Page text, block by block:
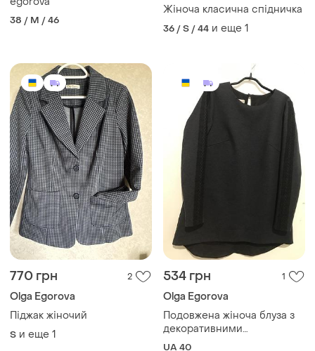
38 / M / 46
Жіноча класична спідничка
36 / S / 44 и еще 1
770 грн 2
Olga Egorova
Піджак жіночий
S и еще 1
534 грн 1
Olga Egorova
Подовжена жіноча блуза з
декоративними
кружевними вставками по
UA 40